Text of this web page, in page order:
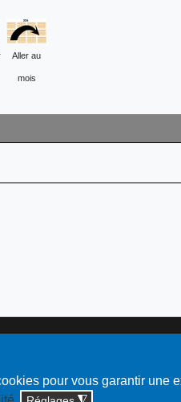
pour vous garantir une
Aller au
mois